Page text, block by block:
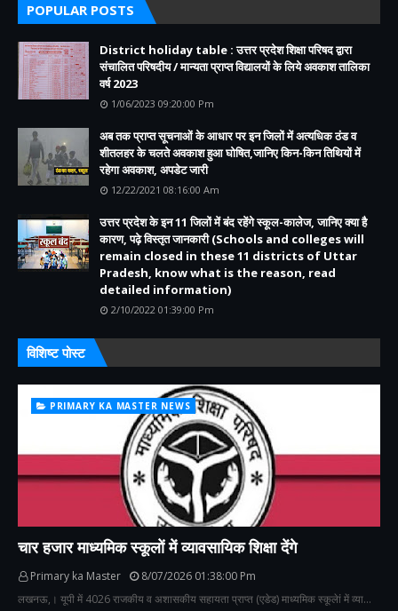
POPULAR POSTS
District holiday table : उत्तर प्रदेश शिक्षा परिषद द्वारा
संचालित परिषदीय / मान्यता प्राप्त विद्यालयों के लिये अवकाश तालिका
वर्ष 2023
1/06/2023 09:20:00 Pm
अब तक प्राप्त सूचनाओं के आधार पर इन जिलों में अत्यधिक ठंड व
शीतलहर के चलते अवकाश हुआ घोषित,जानिए किन-किन तिथियों में
रहेगा अवकाश, अपडेट जारी
12/22/2021 08:16:00 Am
उत्तर प्रदेश के इन 11 जिलों में बंद रहेंगे स्कूल-कालेज, जानिए क्या है
कारण, पढ़े विस्तृत जानकारी (Schools and colleges will
remain closed in these 11 districts of Uttar
Pradesh, know what is the reason, read
detailed information)
2/10/2022 01:39:00 Pm
विशिष्ट पोस्ट
PRIMARY KA MASTER NEWS
चार हजार माध्यमिक स्कूलों में व्यावसायिक शिक्षा देंगे
Primary ka Master
8/07/2026 01:38:00 Pm
लखनऊ,। यूपी में 4026 राजकीय व अशासकीय सहायता प्राप्त (एडेड) माध्यमिक स्कूलेां में व्या…